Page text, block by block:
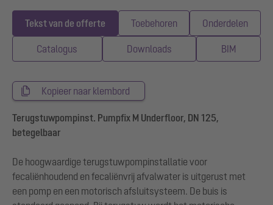
Tekst van de offerte Toebehoren Onderdelen
Catalogus Downloads BIM
Kopieer naar klembord
Terugstuwpompinst. Pumpfix M Underfloor, DN 125,
betegelbaar
De hoogwaardige terugstuwpompinstallatie voor
fecaliënhoudend en fecaliënvrij afvalwater is uitgerust met
een pomp en een motorisch afsluitsysteem. De buis is